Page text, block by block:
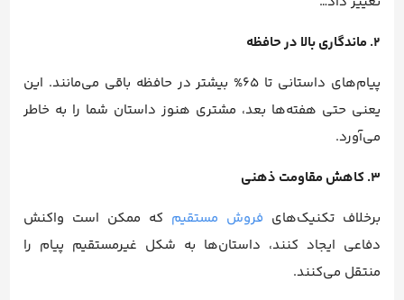
2. ماندگاری بالا در حافظه
پیام‌های داستانی تا ۶۵% بیشتر در حافظه باقی می‌مانند. این
یعنی حتی هفته‌ها بعد، مشتری هنوز داستان شما را به خاطر
می‌آورد.
3. کاهش مقاومت ذهنی
برخلاف تکنیک‌های فروش مستقیم که ممکن است واکنش
دفاعی ایجاد کنند، داستان‌ها به شکل غیرمستقیم پیام را
منتقل می‌کنند.